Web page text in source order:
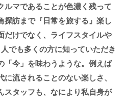
ルマであることが色濃く残って
探訪まで『日常を旅する』楽し
だけでなく、ライフスタイル
でも多くの方に知っていただき
「今」を味わうような。例えば
流されることのない楽しさ、
スタッフも、なにより私自身が